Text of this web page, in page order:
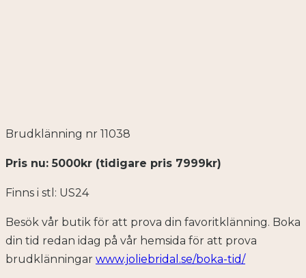
Brudklänning nr 11038
Pris nu: 5000kr (tidigare pris 7999kr)
Finns i stl: US24
Besök vår butik för att prova din favoritklänning. Boka
din tid redan idag på vår hemsida för att prova
brudklänningar www.joliebridal.se/boka-tid/